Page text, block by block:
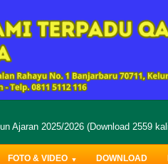
Ajaran 2025/2026 (Download 2559
FOTO & VIDEO DOWNLOAD